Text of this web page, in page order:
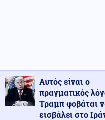
Αυτός είναι ο
πραγματικός
Τραμπ φοβάται
εισβάλει στο